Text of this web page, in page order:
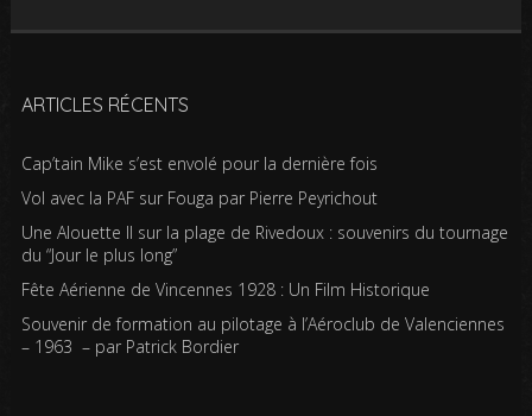
ARTICLES RÉCENTS
Cap’tain Mike s’est envolé pour la dernière fois
Vol avec la PAF sur Fouga par Pierre Peyrichout
Une Alouette II sur la plage de Rivedoux : souvenirs du tournage
du “Jour le plus long”
Fête Aérienne de Vincennes 1928 : Un Film Historique
Souvenir de formation au pilotage à l’Aéroclub de Valenciennes
– 1963 – par Patrick Bordier